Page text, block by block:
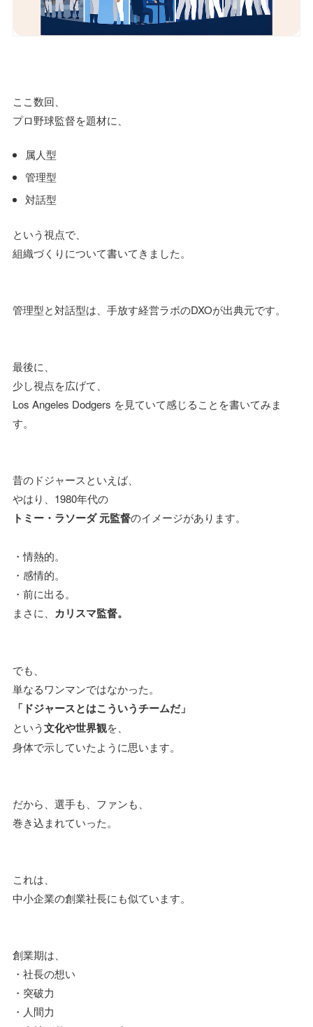
ここ数回、
プロ野球監督を題材に、
属人型
管理型
対話型
という視点で、
組織づくりについて書いてきました。
管理型と対話型は、手放す経営ラボのDXOが出典元です。
最後に、
少し視点を広げて、
Los Angeles Dodgers を見ていて感じることを書いてみま
す。
昔のドジャースといえば、
やはり、1980年代の
トミー・ラソーダ 元監督のイメージがあります。
・情熱的。
・感情的。
・前に出る。
まさに、 カリスマ監督。
でも、
単なるワンマンではなかった。
「ドジャースとはこういうチームだ」
という文化や世界観を、
身体で示していたように思います。
だから、選手も、ファンも、
巻き込まれていった。
これは、
中小企業の創業社長にも似ています。
創業期は、
・社長の想い
・突破力
・人間力